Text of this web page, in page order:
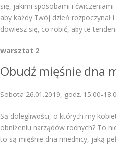
się, jakimi sposobami i ćwiczeniami
aby każdy Twój dzień rozpoczynał
dowiesz się, co robić, aby te
warsztat 2
Obudź mięśnie dna
Sobota 26.01.2019, godz. 15.00-
Są dolegliwości, o których my
obniżeniu narządów rodnych? To
to są mięśnie dna miednicy, jaką